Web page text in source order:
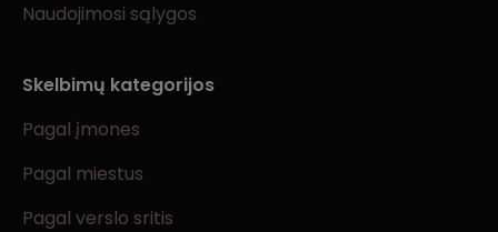
Naudojimosi sąlygos
Skelbimų kategorijos
Pagal įmones
Pagal miestus
Pagal verslo sritis